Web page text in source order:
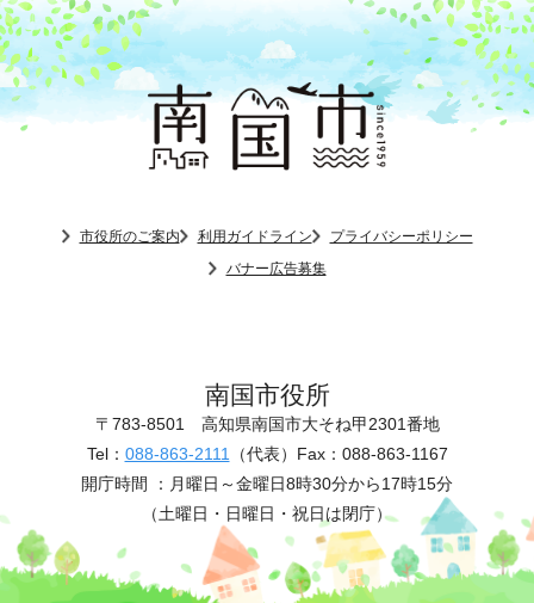
市役所のご案内 利用ガイドライン
プライバシーポリシー
バナー広告募集
南国市役所
〒783-8501 高知県南国市大そね甲2301番地
Tel： 088-863-2111 （代表） Fax：088-863-1167
開庁時間 ： 月曜日～金曜日8時30分から17時15分
（土曜日・日曜日・祝日は閉庁）